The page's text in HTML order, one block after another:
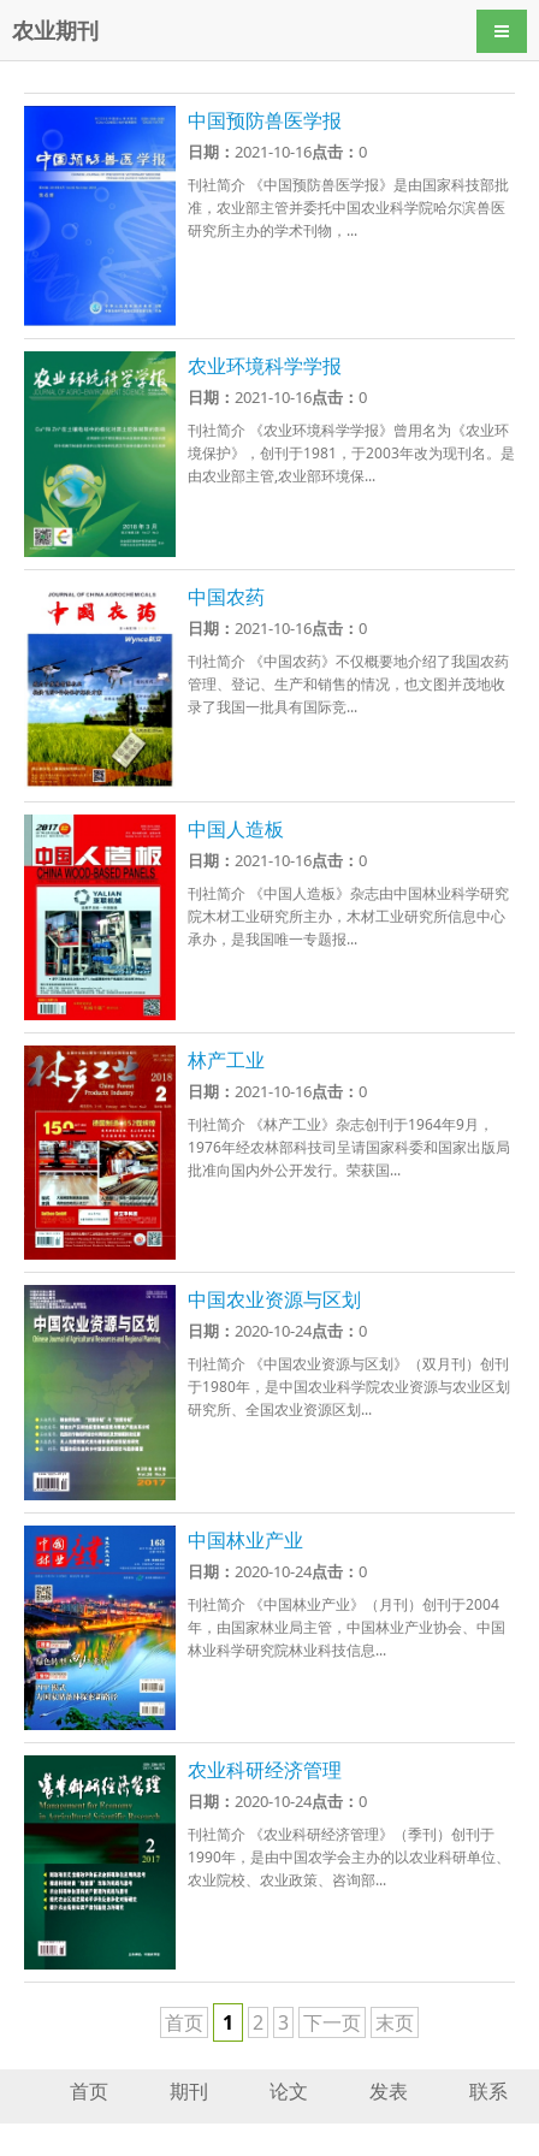
农业期刊 导航
中国预防兽医学报
日期：2021-10-16点击：0
刊社简介 《中国预防兽医学报》是由国家科技部批
准，农业部主管并委托中国农业科学院哈尔滨兽医
研究所主办的学术刊物，...
农业环境科学学报
日期：2021-10-16点击：0
刊社简介 《农业环境科学学报》曾用名为《农业环
境保护》，创刊于1981，于2003年改为现刊名。是
由农业部主管,农业部环境保...
中国农药
日期：2021-10-16点击：0
刊社简介 《中国农药》不仅概要地介绍了我国农药
管理、登记、生产和销售的情况，也文图并茂地收
录了我国一批具有国际竞...
中国人造板
日期：2021-10-16点击：0
刊社简介 《中国人造板》杂志由中国林业科学研究
院木材工业研究所主办，木材工业研究所信息中心
承办，是我国唯一专题报...
林产工业
日期：2021-10-16点击：0
刊社简介 《林产工业》杂志创刊于1964年9月，
1976年经农林部科技司呈请国家科委和国家出版局
批准向国内外公开发行。荣获国...
中国农业资源与区划
日期：2020-10-24点击：0
刊社简介 《中国农业资源与区划》（双月刊）创刊
于1980年，是中国农业科学院农业资源与农业区划
研究所、全国农业资源区划...
中国林业产业
日期：2020-10-24点击：0
刊社简介 《中国林业产业》（月刊）创刊于2004
年，由国家林业局主管，中国林业产业协会、中国
林业科学研究院林业科技信息...
农业科研经济管理
日期： 2020-10-24点击：0
刊社简介 《农业科研经济管理》（季刊）创刊于
1990年，是由中国农学会主办的以农业科研单位、
农业院校、农业政策、咨询部...
首页 1 2 3 下一页 末页
首页 期刊 论文 发表 联系